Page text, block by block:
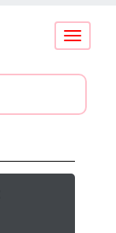
Conmutar